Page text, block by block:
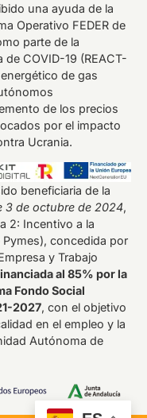
una ayuda de la
Operativo FEDER de
parte de la
COVID-19 (REACT-
de gas
de los precios
por el impacto
Ucrania.
beneficiaria de la
3 de octubre de 2024,
2: Incentivo a la
concedida por
y Trabajo
al 85% por la
Fondo Social
2027, con el objetivo
en el empleo y la
Autónoma de